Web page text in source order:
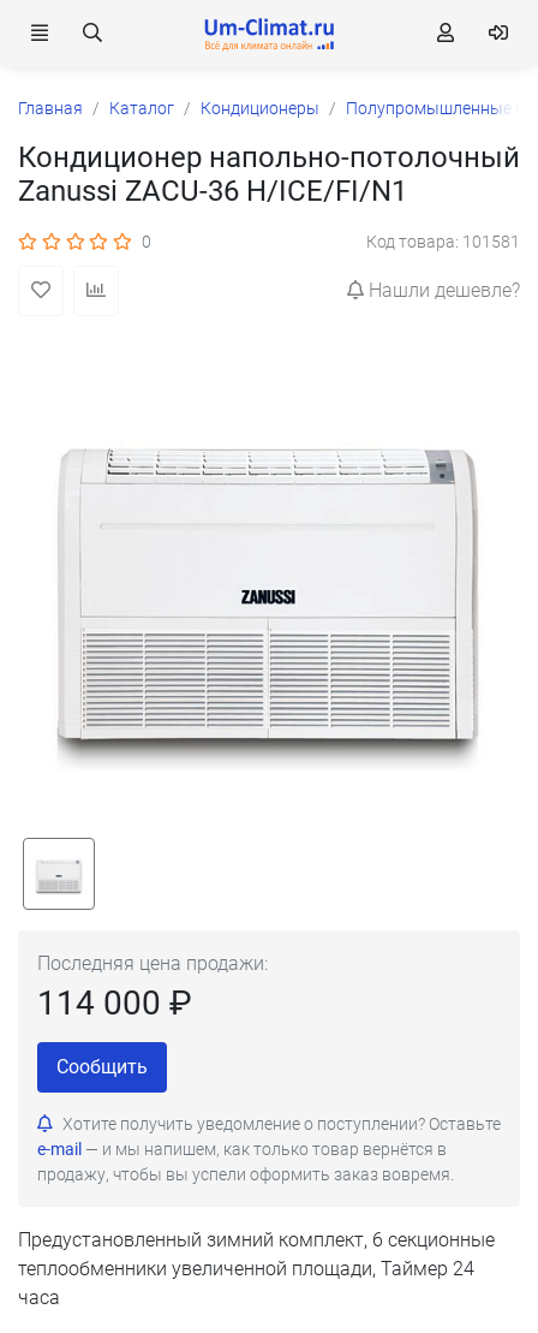
Главная Каталог Кондиционеры Полупромышленные
Кондиционер напольно-потолочный
Zanussi ZACU-36 H/ICE/FI/N1
0 Код товара: 101581
Нашли дешевле?
Последняя цена продажи:
114 000 ₽
Сообщить
Хотите получить уведомление о поступлении? Оставьте
e-mail — и мы напишем, как только товар вернётся в
продажу, чтобы вы успели оформить заказ вовремя.
Предустановленный зимний комплект, 6 секционные
теплообменники увеличенной площади, Таймер 24
часа